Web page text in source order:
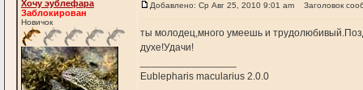
Хочу эублефара
Заблокирован
Новичок
Добавлено: Ср Авг 25, 2010 9:01 am Заголовок
ты молодец,много умеешь и
духе!Удачи!
Eublepharis macularius 2.0.0